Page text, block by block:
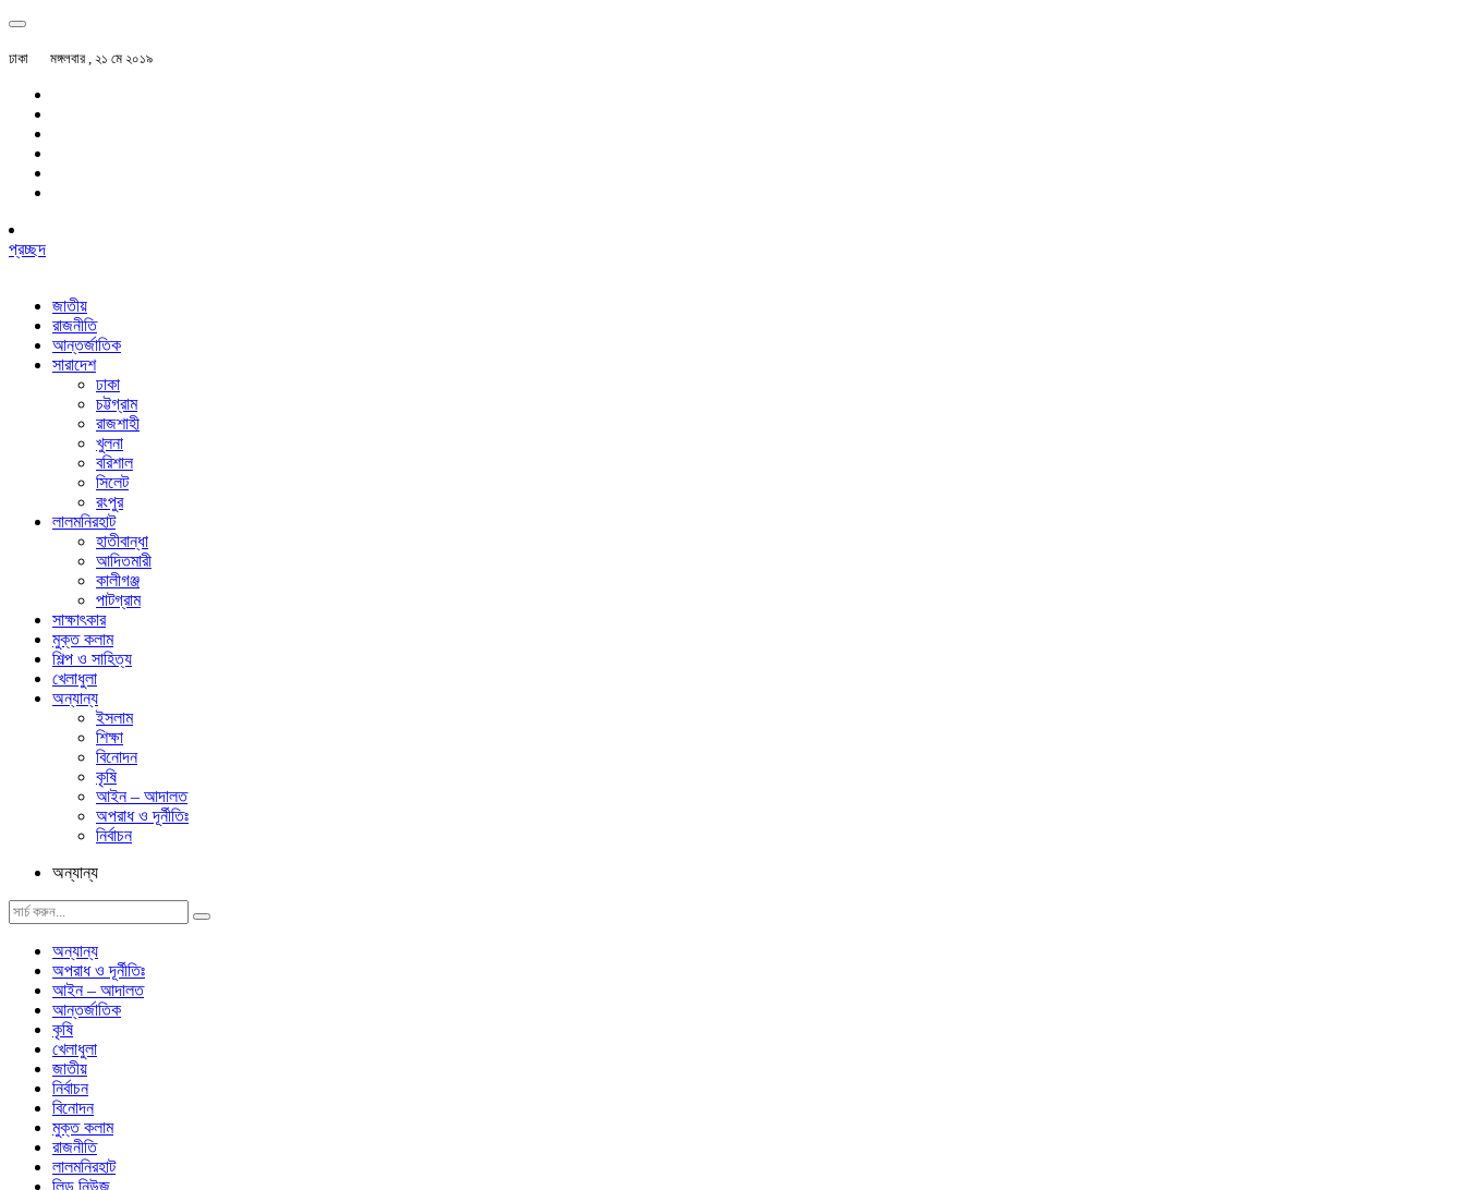
ঢাকা মঙ্গলবার , ২১ মে ২০১৯
প্রচ্ছদ
জাতীয়
রাজনীতি
আন্তর্জাতিক
সারাদেশ
ঢাকা
চট্টগ্রাম
রাজশাহী
খুলনা
বরিশাল
সিলেট
রংপুর
লালমনিরহাট
হাতীবান্ধা
আদিতমারী
কালীগঞ্জ
পাটগ্রাম
সাক্ষাৎকার
মুক্ত কলাম
শিল্প ও সাহিত্য
খেলাধুলা
অন্যান্য
ইসলাম
শিক্ষা
বিনোদন
কৃষি
আইন – আদালত
অপরাধ ও দূর্নীতিঃ
নির্বাচন
অন্যান্য
অন্যান্য
অপরাধ ও দূর্নীতিঃ
আইন – আদালত
আন্তর্জাতিক
কৃষি
খেলাধুলা
জাতীয়
নির্বাচন
বিনোদন
মুক্ত কলাম
রাজনীতি
লালমনিরহাট
লিড নিউজ